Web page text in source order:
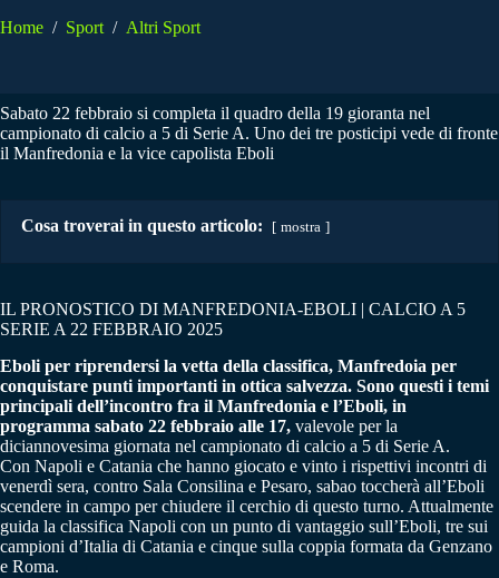
Home / Sport / Altri Sport
Sabato 22 febbraio si completa il quadro della 19 gioranta nel
campionato di calcio a 5 di Serie A. Uno dei tre posticipi vede di fronte
il Manfredonia e la vice capolista Eboli
Cosa troverai in questo articolo: mostra
IL PRONOSTICO DI MANFREDONIA-EBOLI | CALCIO A 5
SERIE A 22 FEBBRAIO 2025
Eboli per riprendersi la vetta della classifica, Manfredoia per
conquistare punti importanti in ottica salvezza. Sono questi i temi
principali dell’incontro fra il Manfredonia e l’Eboli, in
programma sabato 22 febbraio alle 17, valevole per la
diciannovesima giornata nel campionato di calcio a 5 di Serie A.
Con Napoli e Catania che hanno giocato e vinto i rispettivi incontri di
venerdì sera, contro Sala Consilina e Pesaro, sabao toccherà all’Eboli
scendere in campo per chiudere il cerchio di questo turno. Attualmente
guida la classifica Napoli con un punto di vantaggio sull’Eboli, tre sui
campioni d’Italia di Catania e cinque sulla coppia formata da Genzano
e Roma.